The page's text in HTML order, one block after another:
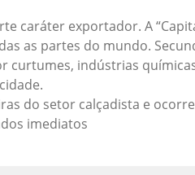
caráter exportador. A
as partes do mundo.
curtumes, indústrias
do setor calçadista e
imediatos